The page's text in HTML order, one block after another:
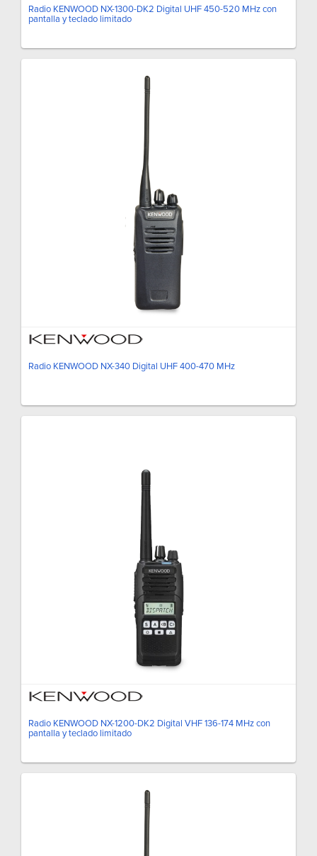
Radio KENWOOD NX-1300-DK2 Digital UHF 450-520 MHz con
pantalla y teclado limitado
Radio KENWOOD NX-340 Digital UHF 400-470 MHz
Radio KENWOOD NX-1200-DK2 Digital VHF 136-174 MHz con
pantalla y teclado limitado